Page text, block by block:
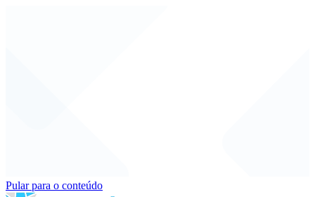
Pular para o conteúdo